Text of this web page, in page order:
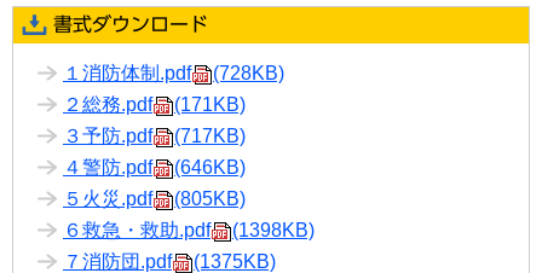
１消防体制.pdf
(728KB)
２総務.pdf
(171KB)
３予防.pdf
(717KB)
４警防.pdf
(646KB)
５火災.pdf
(805KB)
６救急・救助.pdf
(1398KB)
７消防団.pdf
(1375KB)